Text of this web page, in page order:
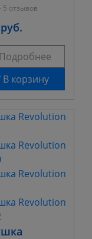
5 отзывов
Подробнее
В корзину